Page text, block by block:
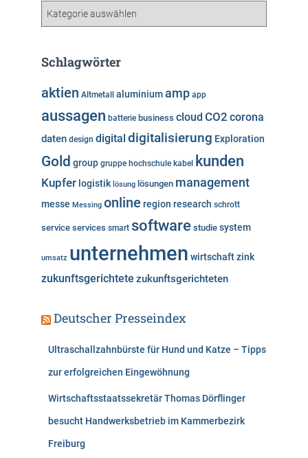
g
r
i
n
Schlagwörter
aktien Altmetall aluminiumamp app
aussagen batterie business cloud CO2 corona
daten design digital digitalisierung Exploration
Gold group gruppe hochschule kabel kunden
Kupfer logistik lösung lösungen management
messe Messing online region research schrott
service services smart software studie system
umsatz unternehmen wirtschaftzink
zukunftsgerichtete zukunftsgerichteten
Deutscher Presseindex
Ultraschallzahnbürste für Hund und Katze – Tipps
zur erfolgreichen Eingewöhnung
Wirtschaftsstaatssekretär Thomas Dörflinger
besucht Handwerksbetrieb im Kammerbezirk
Freiburg